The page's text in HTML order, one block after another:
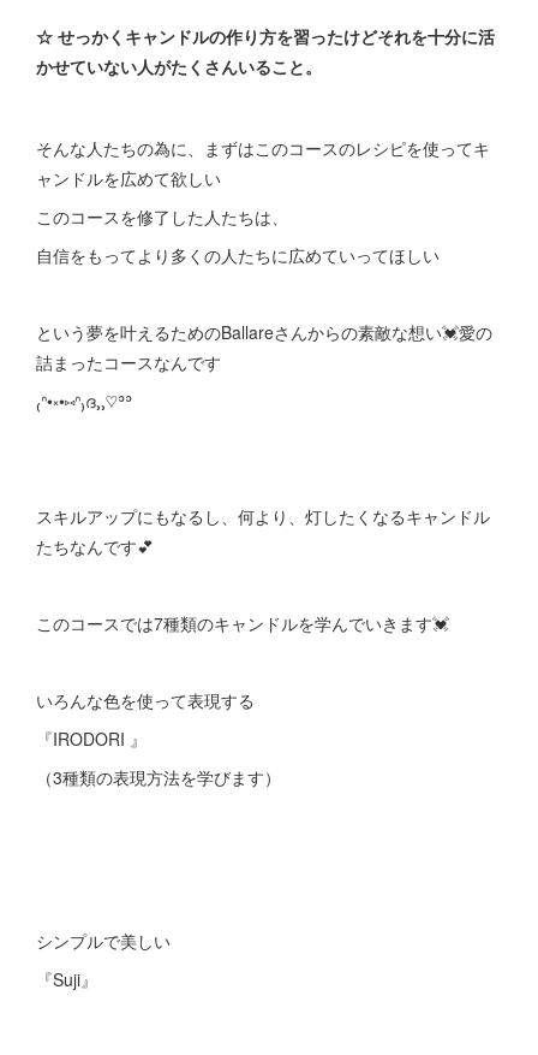
☆ せっかくキャンドルの作り方を習ったけどそれを十分に活
かせていない人がたくさんいること。
そんな人たちの為に、まずはこのコースのレシピを使ってキ
ャンドルを広めて欲しい
このコースを修了した人たちは、
自信をもってより多くの人たちに広めていってほしい
という夢を叶えるためのBallareさんからの素敵な想い💓愛の
詰まったコースなんです
₍ᐢ•༝•⑅ᐢ₎ദ⸒⸒♡ʾʾ
スキルアップにもなるし、何より、灯したくなるキャンドル
たちなんです💕
このコースでは7種類のキャンドルを学んでいきます💓
いろんな色を使って表現する
『IRODORI 』
（3種類の表現方法を学びます）
シンプルで美しい
『Suji』